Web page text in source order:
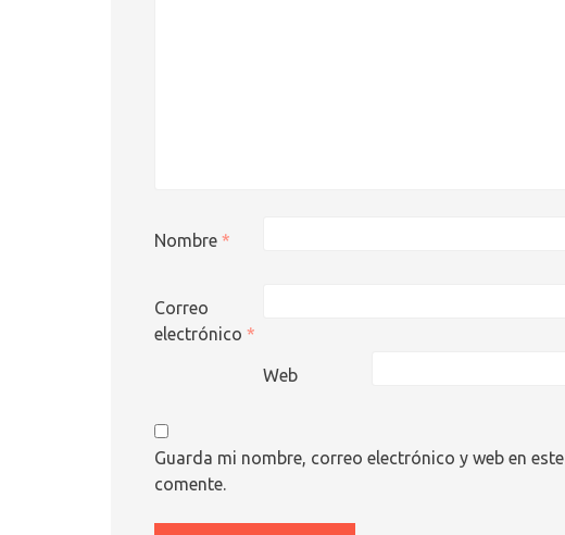
Nombre *
Correo
electrónico *
Web
Guarda mi nombre, correo electrónico y web en
comente.